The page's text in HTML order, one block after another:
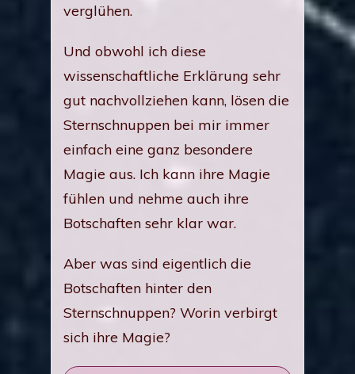
verglühen.
Und obwohl ich diese
wissenschaftliche Erklärung sehr
gut nachvollziehen kann, lösen die
Sternschnuppen bei mir immer
einfach eine ganz besondere
Magie aus. Ich kann ihre Magie
fühlen und nehme auch ihre
Botschaften sehr klar war.
Aber was sind eigentlich die
Botschaften hinter den
Sternschnuppen? Worin verbirgt
sich ihre Magie?